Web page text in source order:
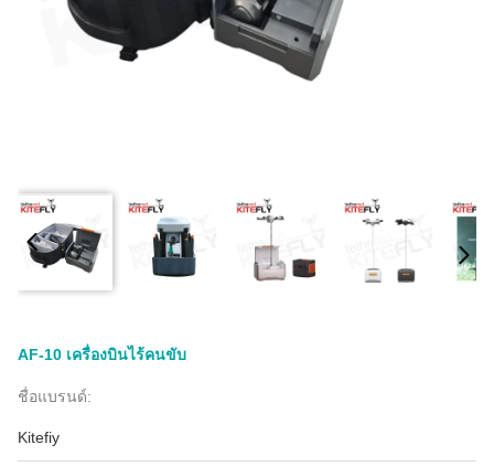
AF-10 เครื่องบินไร้คนขับ
ชื่อแบรนด์:
Kitefiy